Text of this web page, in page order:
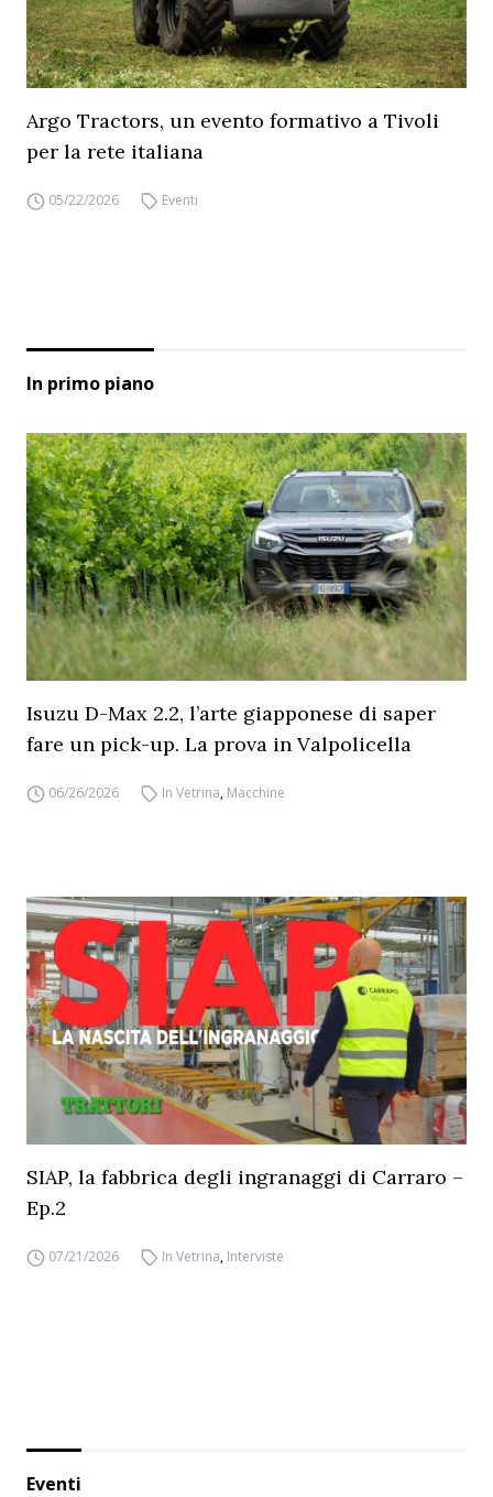
Argo Tractors, un evento formativo a Tivoli
per la rete italiana
05/22/2026 Eventi
In primo piano
Isuzu D-Max 2.2, l’arte giapponese di saper
fare un pick-up. La prova in Valpolicella
06/26/2026 In Vetrina, Macchine
SIAP, la fabbrica degli ingranaggi di Carraro –
Ep.2
07/21/2026 In Vetrina, Interviste
Eventi